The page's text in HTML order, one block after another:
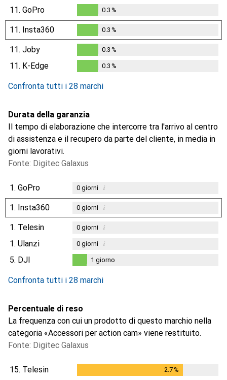
0.3%
11. GoPro
0.3%
0.3 %
11. Insta360
0.3%
0.3 %
11. Joby
0.3%
0.3 %
11. K-Edge 0.3 %
Confronta tutti i 28 marchi
Durata della garanzia
Il tempo di elaborazione che intercorre tra l'arrivo al centro
di assistenza e il recupero da parte del cliente, in media in
giorni lavorativi.
Fonte: Digitec Galaxus
1. GoPro 0giorni i
1. Insta360 0giorni i
1. Telesin 0giorni i
1. Ulanzi 0giorni i
5. DJI 1 giorno
Confronta tutti i 28 marchi
Percentuale di reso
La frequenza con cui un prodotto di questo marchio nella
categoria «Accessori per action cam» viene restituito.
Fonte: Digitec Galaxus
15. Telesin 2.7%